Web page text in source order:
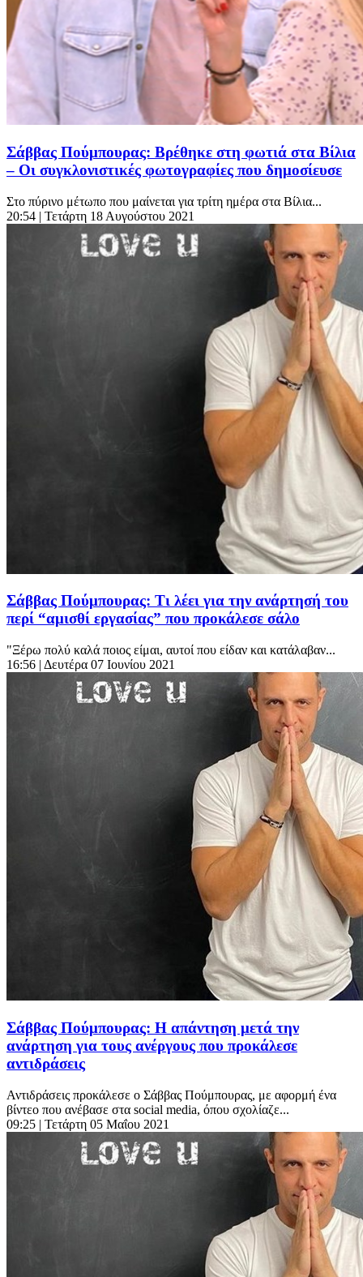
Σάββας Πούμπουρας: Βρέθηκε στη φωτιά στα Βίλια
– Οι συγκλονιστικές φωτογραφίες που δημοσίευσε
Στο πύρινο μέτωπο που μαίνεται για τρίτη ημέρα στα Βίλια...
20:54 | Τετάρτη 18 Αυγούστου 2021
Σάββας Πούμπουρας: Τι λέει για την ανάρτησή του
περί “αμισθί εργασίας” που προκάλεσε σάλο
"Ξέρω πολύ καλά ποιος είμαι, αυτοί που είδαν και κατάλαβαν...
16:56 | Δευτέρα 07 Ιουνίου 2021
Σάββας Πούμπουρας: Η απάντηση μετά την
ανάρτηση για τους ανέργους που προκάλεσε
αντιδράσεις
Αντιδράσεις προκάλεσε ο Σάββας Πούμπουρας, με αφορμή ένα
βίντεο που ανέβασε στα social media, όπου σχολίαζε...
09:25 | Τετάρτη 05 Μαΐου 2021